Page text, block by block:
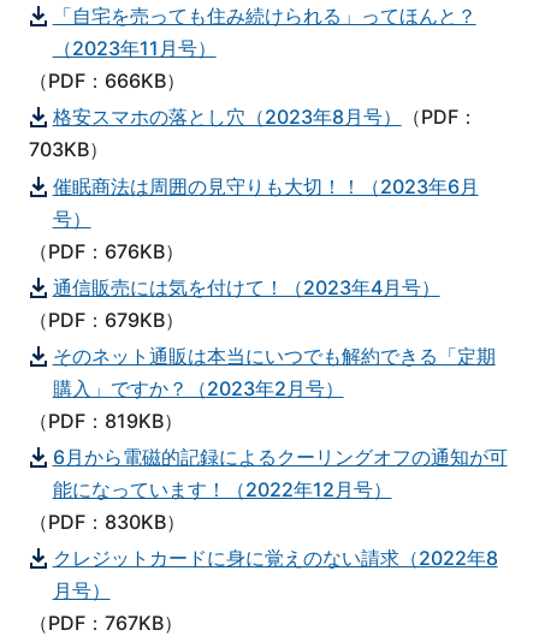
「自宅を売っても住み続けられる」ってほんと？
（2023年11月号）
（PDF：666KB）
格安スマホの落とし穴（2023年8月号）
（PDF：
703KB）
催眠商法は周囲の見守りも大切！！（2023年6月
号）
（PDF：676KB）
通信販売には気を付けて！（2023年4月号）
（PDF：679KB）
そのネット通販は本当にいつでも解約できる「定期
購入」ですか？（2023年2月号）
（PDF：819KB）
6月から電磁的記録によるクーリングオフの通知が可
能になっています！（2022年12月号）
（PDF：830KB）
クレジットカードに身に覚えのない請求（2022年8
月号）
（PDF：767KB）